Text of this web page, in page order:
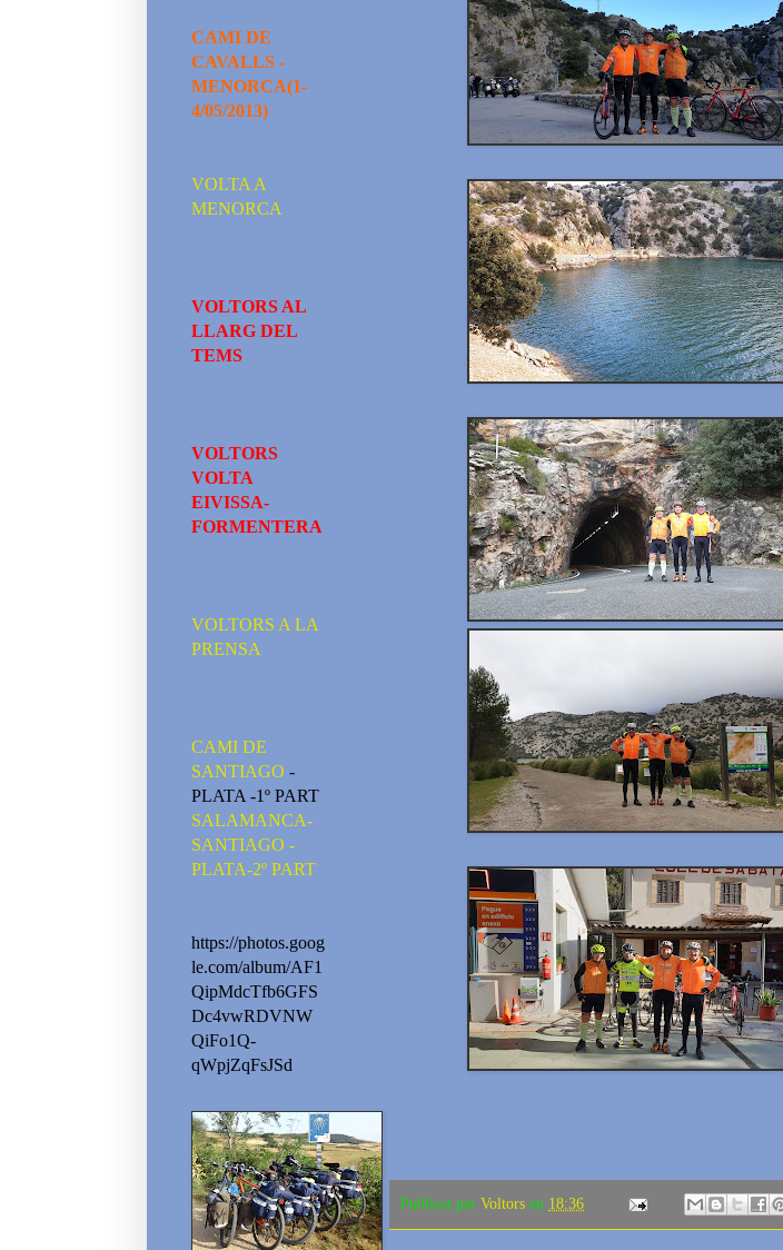
Publicat per Voltors en 18:36
CAMI DE
CAVALLS -
MENORCA(1-
4/05/2013)
VOLTA A
MENORCA
VOLTORS AL
LLARG DEL
TEMS
VOLTORS
VOLTA
EIVISSA-
FORMENTERA
VOLTORS A LA
PRENSA
CAMI DE
SANTIAGO -
PLATA -1º PART
SALAMANCA-
SANTIAGO -
PLATA-2º PART
https://photos.goog
le.com/album/AF1
QipMdcTfb6GFS
Dc4vwRDVNW
QiFo1Q-
qWpjZqFsJSd